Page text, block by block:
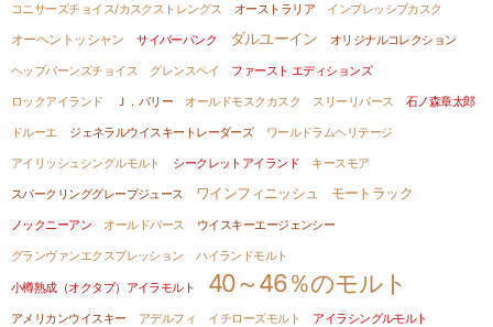
コニサーズチョイス/カスクストレングス
オーストラリア
インプレッシブカスク
オーヘントッシャン
サイバーパンク ダルユーイン
オリジナルコレクション
ヘップバーンズチョイス
グレンスペイ
ファースト エディションズ
ロックアイランド
Ｊ．バリー オールドモスクカスク スリーリバース
石ノ森章太郎
ドルーエ
ジェネラルウイスキートレーダーズ
ワールドラムヘリテージ
アイリッシュシングルモルト
シークレットアイランド
キースモア
スパークリンググレープジュース
ワインフィニッシュ モートラック
ノックニーアン オールドパース
ウイスキーエージェンシー
グランヴァンエクスプレッション
ハイランドモルト
小樽熟成（オクタブ）アイラモルト 40～46％のモルト
アメリカンウイスキー アデルフィ イチローズモルト
アイラシングルモルト